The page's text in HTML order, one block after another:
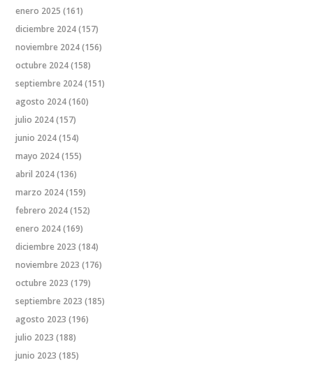
enero 2025 (161)
diciembre 2024(157)
noviembre 2024(156)
octubre 2024(158)
septiembre 2024(151)
agosto 2024(160)
julio 2024(157)
junio 2024(154)
mayo 2024(155)
abril 2024(136)
marzo 2024(159)
febrero 2024(152)
enero 2024(169)
diciembre 2023 (184)
noviembre 2023 (176)
octubre 2023 (179)
septiembre 2023 (185)
agosto 2023 (196)
julio 2023 (188)
junio 2023 (185)